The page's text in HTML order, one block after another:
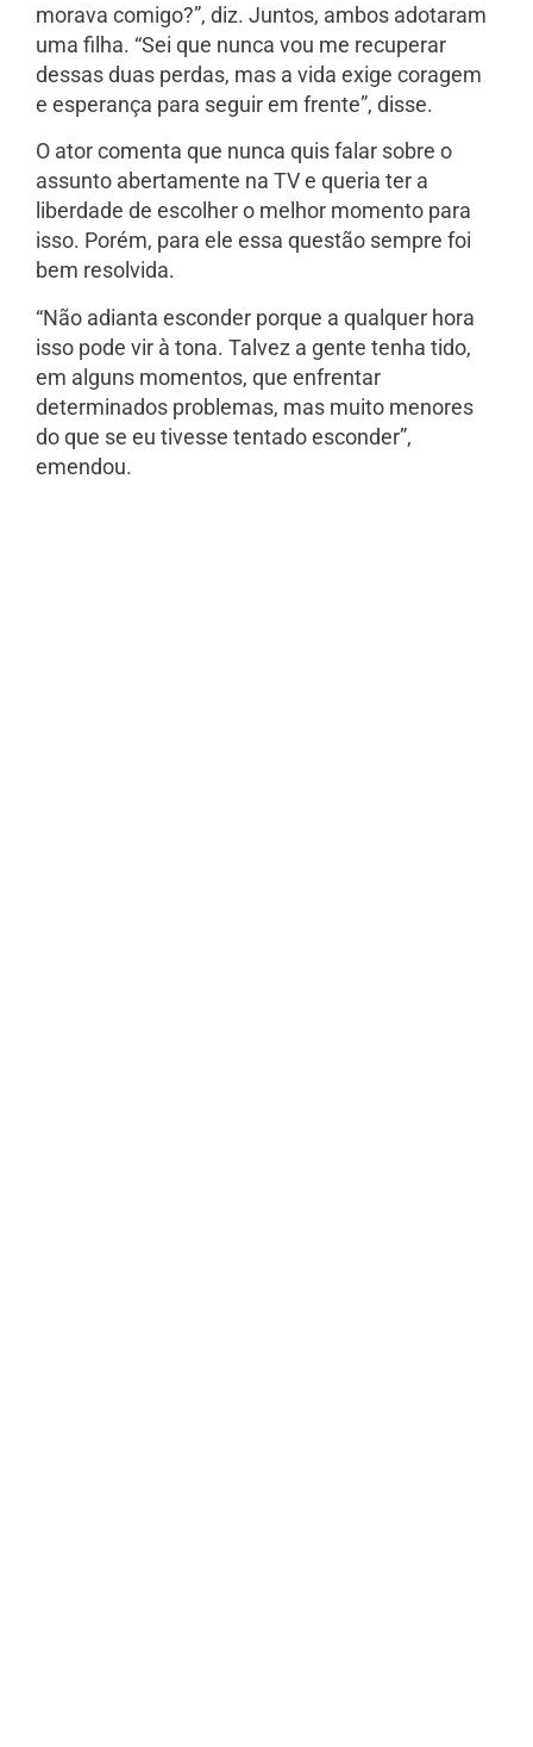
morava comigo?”, diz. Juntos, ambos adotaram
uma filha. “Sei que nunca vou me recuperar
dessas duas perdas, mas a vida exige coragem
e esperança para seguir em frente”, disse.
O ator comenta que nunca quis falar sobre o
assunto abertamente na TV e queria ter a
liberdade de escolher o melhor momento para
isso. Porém, para ele essa questão sempre foi
bem resolvida.
“Não adianta esconder porque a qualquer hora
isso pode vir à tona. Talvez a gente tenha tido,
em alguns momentos, que enfrentar
determinados problemas, mas muito menores
do que se eu tivesse tentado esconder”,
emendou.